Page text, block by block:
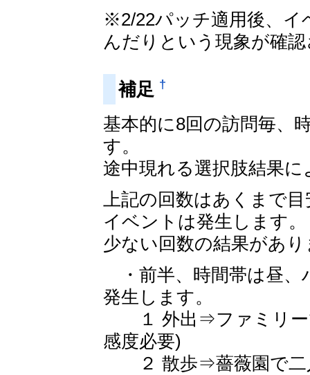
※2/22パッチ適用後、イ
んだりという現象が確
補足 †
基本的に8回の訪問毎、
す。
途中現れる選択肢結果
上記の回数はあくまで
イベントは発生します。
少ない回数の結果があ
・前半、時間帯は昼、
発生します。
１ 外出⇒ファミリー
感度必要)
２ 散歩⇒薔薇園で二